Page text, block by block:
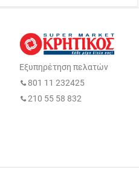
Εξυπηρέτηση πελατών
801 11 232425
210 55 58 832